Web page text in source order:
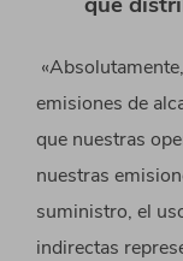
emisiones de
que nuestras
nuestras
suministro, el
indirectas